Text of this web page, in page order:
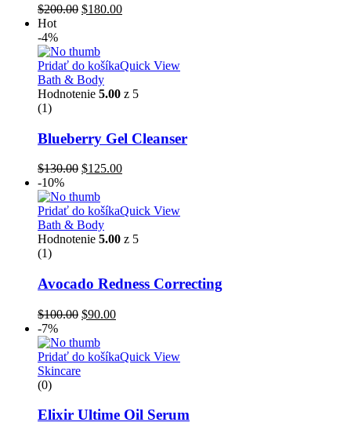
$200.00 Pôvodná
$200.00.
$180.00Aktuálna
Hot
-4%
Pridať do košíkaQuick View
Bath & Body
Hodnotenie 5.00 z 5
(1)
Blueberry Gel Cleanser
$130.00 Pôvodná
bola:
$130.00.
$125.00Aktuálna
$125.00.
-10%
Pridať do košíkaQuick View
Bath & Body
Hodnotenie 5.00 z 5
(1)
Avocado Redness Correcting
$100.00 Pôvodná
bola:
$100.00.
$90.00Aktuálna
$90.00.
-7%
Pridať do košíkaQuick View
Skincare
(0)
Elixir Ultime Oil Serum